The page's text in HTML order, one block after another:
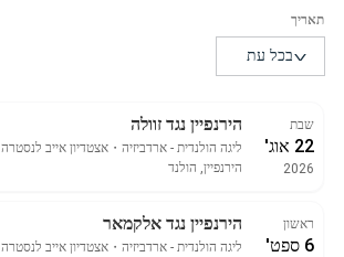
שבת
22 אוג'
2026
הירנפיין נגד זוולה
ליגה הולנדית - ארדביזיה ・ אצטדיון אייב לנסטרה
הירנפיין, הולנד
ראשון
6 ספט'
הירנפיין נגד אלקמאר
ליגה הולנדית - ארדביזיה ・ אצטדיון אייב לנסטרה